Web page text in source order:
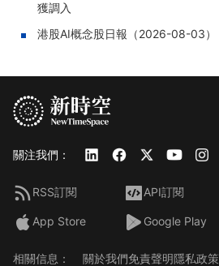
獲調入
港股AI概念股日報（2026-08-03）
關注我們：
RSS訂閱 API訂閱
App Store Google Play
相關信息： 關於我們免責聲明隱私政策